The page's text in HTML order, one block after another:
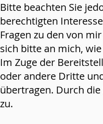
Bitte beachten Sie
berechtigten
Fragen zu den von
sich bitte an mich,
Im Zuge der
oder andere Dritte
übertragen. Durch
zu.